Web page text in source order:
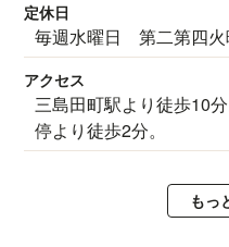
定休日
毎週水曜日 第二第四
アクセス
三島田町駅より徒歩10
停より徒歩2分。
もっ